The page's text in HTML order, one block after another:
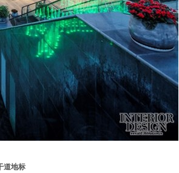
道地标